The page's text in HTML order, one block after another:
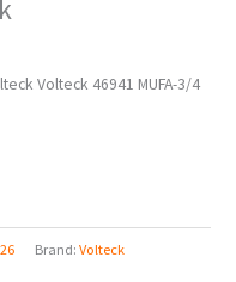
Volteck 46941 MUFA-3/4
Brand:Volteck